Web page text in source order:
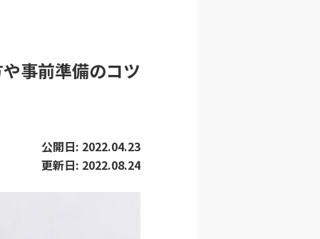
事前準備のコツ
公開日: 2022.04.23
更新日: 2022.08.24